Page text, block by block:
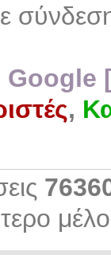
Google
,